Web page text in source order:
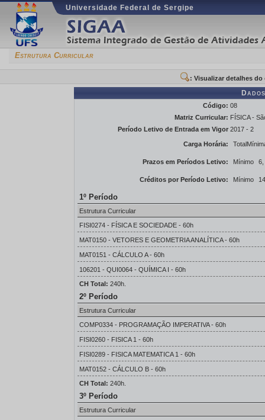
Universidade Federal de Sergipe
Estrutura Curricular
: Visualizar detalhes
Código: 08
Matriz Curricular: FÍSICA -
Período Letivo de Entrada em Vigor 2017 - 2
Carga Horária:
Prazos em Períodos Letivo: Mínimo 6,
Créditos por Período Letivo: Mínimo
1º Período
Estrutura Curricular
FISI0274 - FÍSICA E SOCIEDADE - 60h
MAT0150 - VETORES E GEOMETRIA ANALÍTICA - 60h
MAT0151 - CÁLCULO A - 60h
106201 - QUI0064 - QUÍMICA I - 60h
CH Total: 240h.
2º Período
Estrutura Curricular
COMP0334 - PROGRAMAÇÃO IMPERATIVA - 60h
FISI0260 - FISICA 1 - 60h
FISI0289 - FISICA MATEMATICA 1 - 60h
MAT0152 - CÁLCULO B - 60h
CH Total: 240h.
3º Período
Estrutura Curricular